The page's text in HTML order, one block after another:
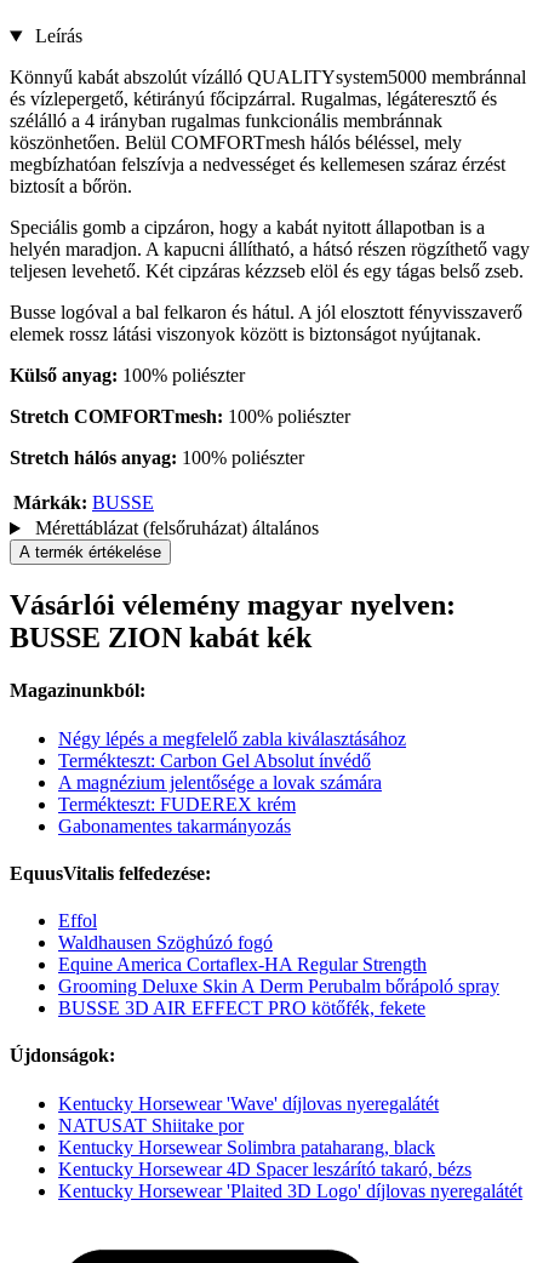
Leírás
Könnyű kabát abszolút vízálló QUALITYsystem5000 membránnal
és vízlepergető, kétirányú főcipzárral. Rugalmas, légáteresztő és
szélálló a 4 irányban rugalmas funkcionális membránnak
köszönhetően. Belül COMFORTmesh hálós béléssel, mely
megbízhatóan felszívja a nedvességet és kellemesen száraz érzést
biztosít a bőrön.
Speciális gomb a cipzáron, hogy a kabát nyitott állapotban is a
helyén maradjon. A kapucni állítható, a hátsó részen rögzíthető vagy
teljesen levehető. Két cipzáras kézzseb elöl és egy tágas belső zseb.
Busse logóval a bal felkaron és hátul. A jól elosztott fényvisszaverő
elemek rossz látási viszonyok között is biztonságot nyújtanak.
Külső anyag: 100% poliészter
Stretch COMFORTmesh: 100% poliészter
Stretch hálós anyag: 100% poliészter
Márkák: BUSSE
Mérettáblázat (felsőruházat) általános
A termék értékelése
Vásárlói vélemény magyar nyelven:
BUSSE ZION kabát kék
Magazinunkból:
Négy lépés a megfelelő zabla kiválasztásához
Termékteszt: Carbon Gel Absolut ínvédő
A magnézium jelentősége a lovak számára
Termékteszt: FUDEREX krém
Gabonamentes takarmányozás
EquusVitalis felfedezése:
Effol
Waldhausen Szöghúzó fogó
Equine America Cortaflex-HA Regular Strength
Grooming Deluxe Skin A Derm Perubalm bőrápoló spray
BUSSE 3D AIR EFFECT PRO kötőfék, fekete
Újdonságok:
Kentucky Horsewear 'Wave' díjlovas nyeregalátét
NATUSAT Shiitake por
Kentucky Horsewear Solimbra pataharang, black
Kentucky Horsewear 4D Spacer leszárító takaró, bézs
Kentucky Horsewear 'Plaited 3D Logo' díjlovas nyeregalátét